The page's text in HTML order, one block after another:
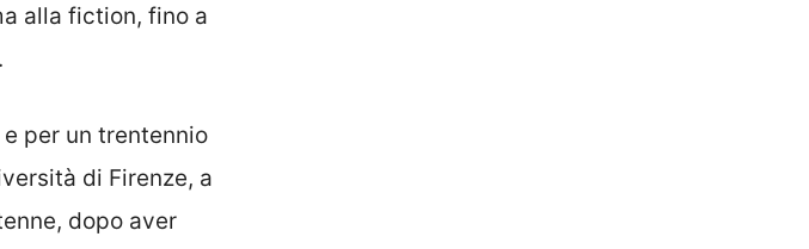
alla fiction, fino a
.
per un trentennio
di Firenze, a
dopo aver